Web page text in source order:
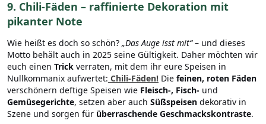
9. Chili-Fäden – raffinierte Dekoration mit
pikanter Note
Wie heißt es doch so schön? „Das Auge isst mit“– und dieses
Motto behält auch in 2025 seine Gültigkeit. Daher möchten wir
euch einen Trick verraten, mit dem ihr eure Speisen in
Nullkommanix aufwertet: Chili-Fäden! Die feinen, roten Fäden
verschönern deftige Speisen wie Fleisch-, Fisch- und
Gemüsegerichte, setzen aber auch Süßspeisen dekorativ in
Szene und sorgen für überraschende Geschmackskontraste.